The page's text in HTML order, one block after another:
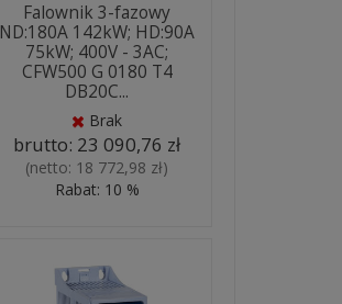
Falownik 3-fazowy
ND:180A 142kW; HD:90A
75kW; 400V - 3AC;
CFW500 G 0180 T4
DB20C...
Brak
brutto: 23 090,76 zł
(netto: 18 772,98 zł)
Rabat: 10 %